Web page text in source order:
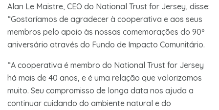
Alan Le Maistre, CEO do National Trust for Jersey, disse:
“Gostaríamos de agradecer à cooperativa e aos seus
membros pelo apoio às nossas comemorações do 90º
aniversário através do Fundo de Impacto Comunitário.
“A cooperativa é membro do National Trust for Jersey
há mais de 40 anos, e é uma relação que valorizamos
muito. Seu compromisso de longa data nos ajuda a
continuar cuidando do ambiente natural e do